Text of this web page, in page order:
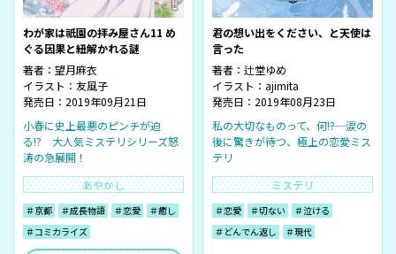
わが家は祇園の拝み屋さん11 め
ぐる因果と紐解かれる謎
著者： 望月麻衣
イラスト： 友風子
発売日：2019年09月21日
小春に史上最悪のピンチが迫
る!? 大人気ミステリシリーズ怒
涛の急展開！
あやかし
＃京都 ＃成長物語 ＃恋愛
＃癒し
＃コミカライズ
君の想い出をください、と天使は
言った
著者： 辻堂ゆめ
イラスト： ajimita
発売日：2019年08月23日
私の大切なものって、何――!? 涙の
後に驚きが待つ、極上の恋愛ミス
テリ
ミステリ
＃恋愛 ＃切ない
＃泣ける
＃どんでん返し
＃現代